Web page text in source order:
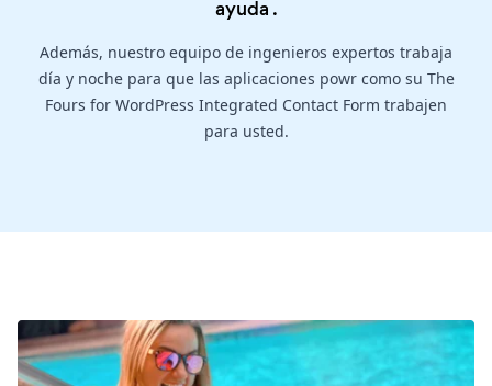
ayuda .
Además, nuestro equipo de ingenieros expertos trabaja
día y noche para que las aplicaciones powr como su The
Fours for WordPress Integrated Contact Form trabajen
para usted.